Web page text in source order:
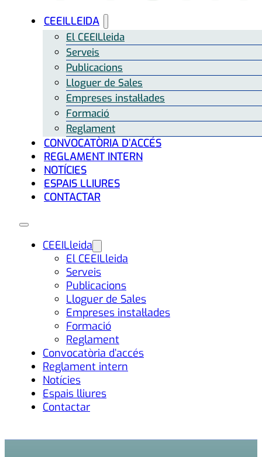
CEEILLEIDA
El CEEILleida
Serveis
Publicacions
Lloguer de Sales
Empreses instal·lades
Formació
Reglament
CONVOCATÒRIA D’ACCÉS
REGLAMENT INTERN
NOTÍCIES
ESPAIS LLIURES
CONTACTAR
CEEILleida
El CEEILleida
Serveis
Publicacions
Lloguer de Sales
Empreses instal·lades
Formació
Reglament
Convocatòria d’accés
Reglament intern
Notícies
Espais lliures
Contactar